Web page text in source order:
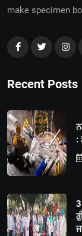
make specimen
Recent Posts
: